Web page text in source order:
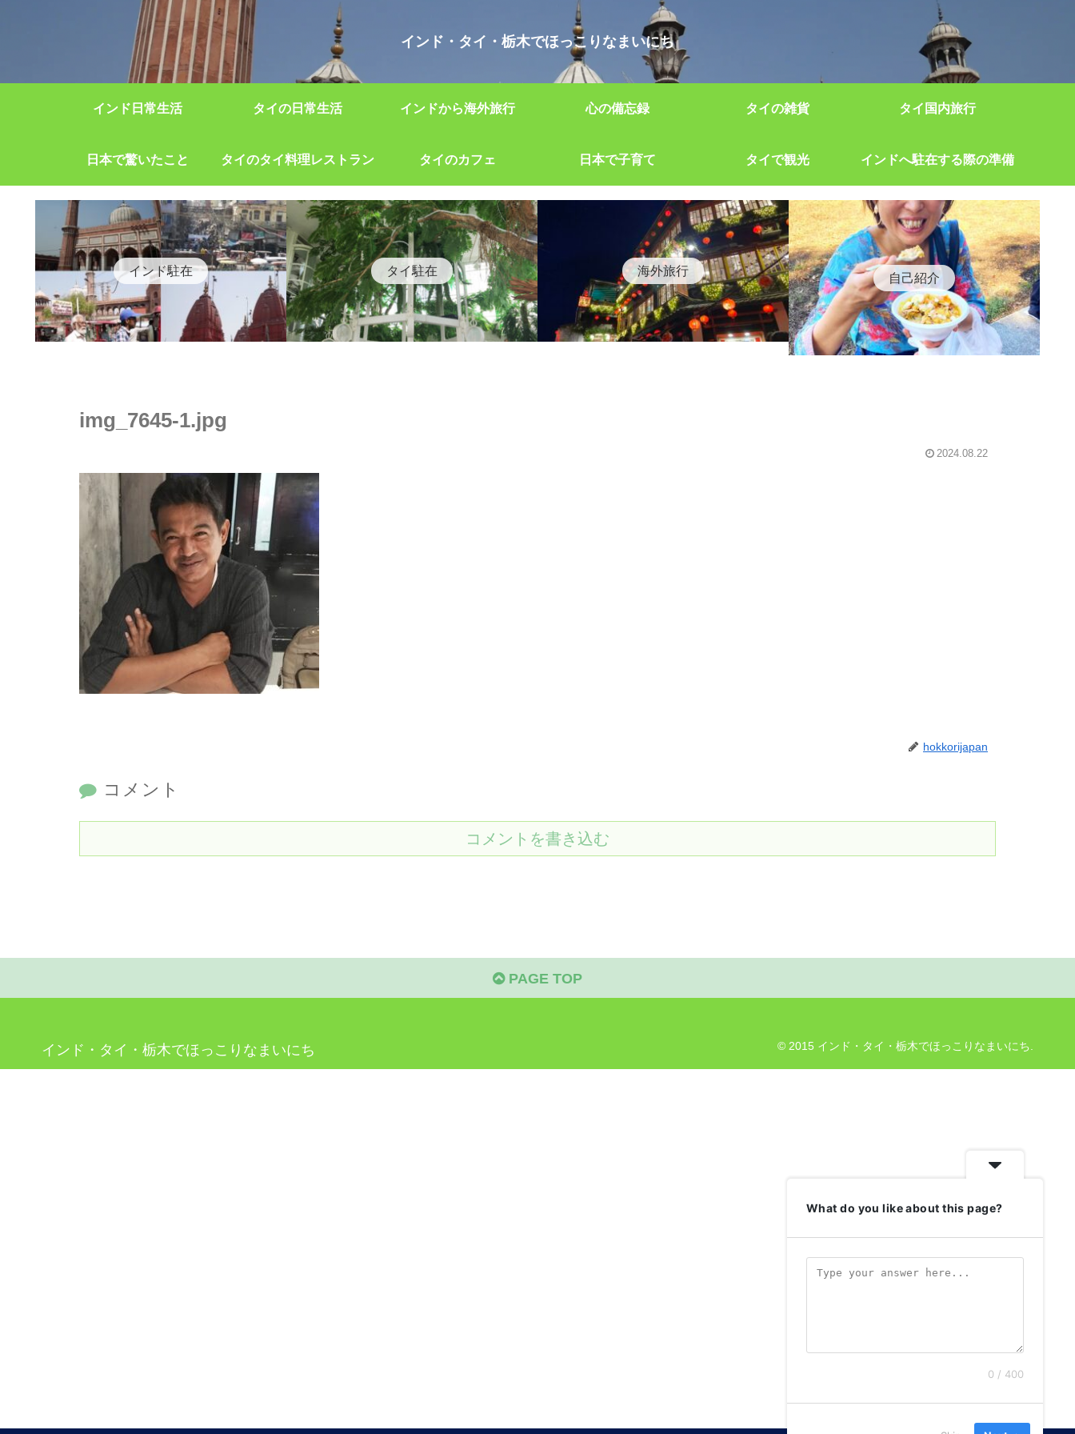
インド・タイ・栃木でほっこりなまいにち
インド日常生活 タイの日常生活 インドから海外旅行 心の備忘録 タイの雑貨 タイ国内旅行
日本で驚いたこと タイのタイ料理レストラン タイのカフェ 日本で子育て タイで観光 インドへ駐在する際の準備
インド駐在 タイ駐在 海外旅行 自己紹介
img_7645-1.jpg
2024.08.22
hokkorijapan
コメント
コメントを書き込む
PAGE TOP
インド・タイ・栃木でほっこりなまいにち © 2015 インド・タイ・栃木でほっこりなまいにち.
What do you like about this page?
0 / 400